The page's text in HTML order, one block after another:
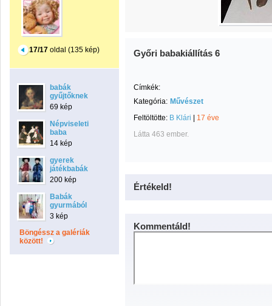
17/17 oldal (135 kép)
babák
gyűjtőknek
69 kép
Népviseleti
baba
14 kép
gyerek
játékbabák
200 kép
Babák
gyurmából
3 kép
Böngéssz a galériák
között!
Győri babakiállítás 6
Címkék:
Kategória: Művészet
Feltöltötte: B Klári
17 éve
Látta 463 ember.
Értékeld!
Kommentáld!